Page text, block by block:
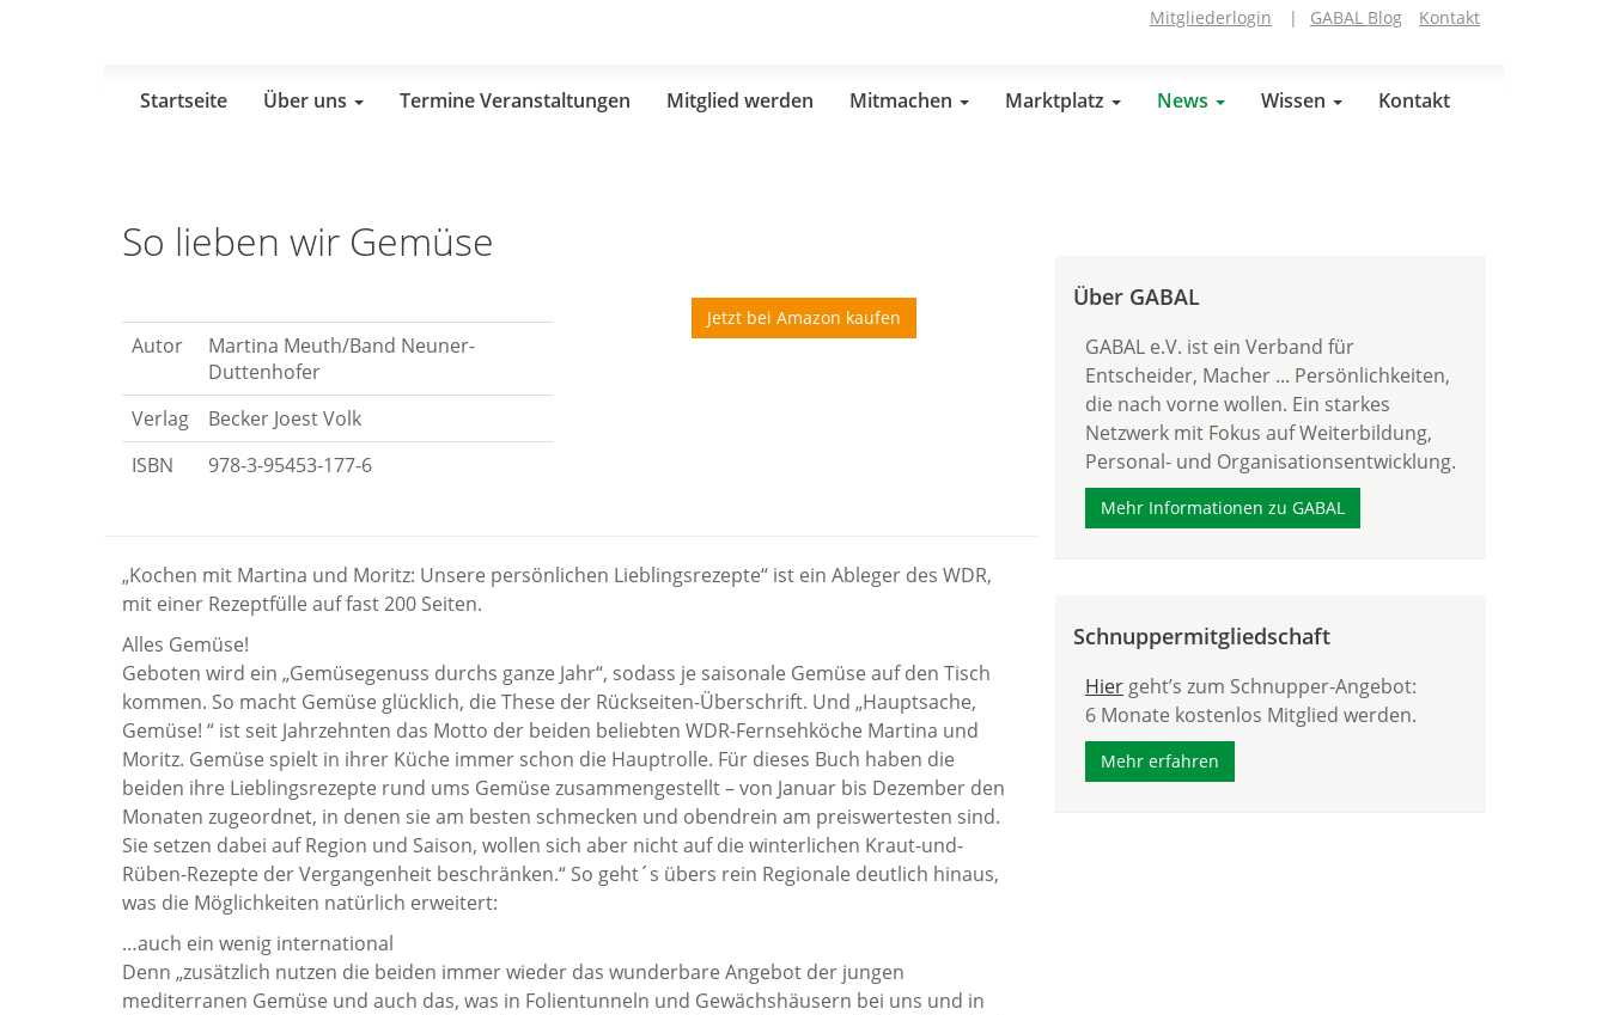
Mitgliederlogin | GABAL Blog Kontakt
Startseite Über uns Termine Veranstaltungen Mitglied werden Mitmachen Marktplatz News Wissen Kontakt
So lieben wir Gemüse
Autor
Martina Meuth/Band Neuner-
Duttenhofer
Verlag
Becker Joest Volk
ISBN
978-3-95453-177-6
Jetzt bei Amazon kaufen
„Kochen mit Martina und Moritz: Unsere persönlichen Lieblingsrezepte“ ist ein Ableger des WDR,
mit einer Rezeptfülle auf fast 200 Seiten.
Alles Gemüse!
Geboten wird ein „Gemüsegenuss durchs ganze Jahr“, sodass je saisonale Gemüse auf den Tisch
kommen. So macht Gemüse glücklich, die These der Rückseiten-Überschrift. Und „Hauptsache,
Gemüse! “ ist seit Jahrzehnten das Motto der beiden beliebten WDR-Fernsehköche Martina und
Moritz. Gemüse spielt in ihrer Küche immer schon die Hauptrolle. Für dieses Buch haben die
beiden ihre Lieblingsrezepte rund ums Gemüse zusammengestellt – von Januar bis Dezember den
Monaten zugeordnet, in denen sie am besten schmecken und obendrein am preiswertesten sind.
Sie setzen dabei auf Region und Saison, wollen sich aber nicht auf die winterlichen Kraut-und-
Rüben-Rezepte der Vergangenheit beschränken.“ So geht´s übers rein Regionale deutlich hinaus,
was die Möglichkeiten natürlich erweitert:
…auch ein wenig international
Denn „zusätzlich nutzen die beiden immer wieder das wunderbare Angebot der jungen
mediterranen Gemüse und auch das, was in Folientunneln und Gewächshäusern bei uns und in
Über GABAL
GABAL e.V. ist ein Verband für
Entscheider, Macher ... Persönlichkeiten,
die nach vorne wollen. Ein starkes
Netzwerk mit Fokus auf Weiterbildung,
Personal- und Organisationsentwicklung.
Mehr Informationen zu GABAL
Schnuppermitgliedschaft
Hier geht’s zum Schnupper-Angebot:
6 Monate kostenlos Mitglied werden.
Mehr erfahren